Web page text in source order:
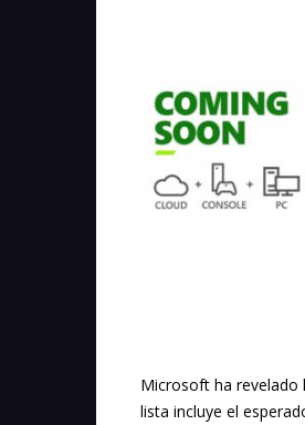
Microsoft ha revelado
lista incluye el